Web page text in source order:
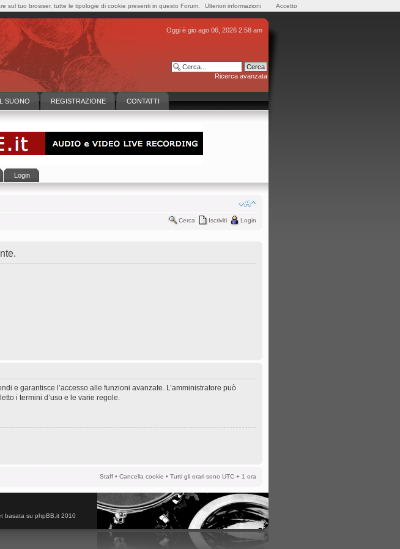
Oggi è gio ago 06, 2026 2:58 am
Ricerca avanzata
SUONO REGISTRAZIONE CONTATTI
Login
Cerca Iscriviti Login
e garantisce l’accesso alle funzioni avanzate. L’amministratore può
i termini d’uso e le varie regole.
Staff • Cancella cookie • Tutti gli orari sono UTC + 1 ora
basata su phpBB.it 2010
sul tuo browser, tutte le tipologie di cookie presenti in questo Forum. Ulteriori informazioni Accetto